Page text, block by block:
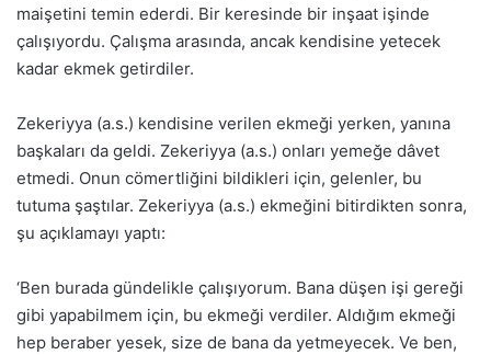
maişetini temin ederdi. Bir keresinde bir inşaat işinde
çalışıyordu. Çalışma arasında, ancak kendisine yetecek
kadar ekmek getirdiler.
Zekeriyya (a.s.) kendisine verilen ekmeği yerken, yanına
başkaları da geldi. Zekeriyya (a.s.) onları yemeğe dâvet
etmedi. Onun cömertliğini bildikleri için, gelenler, bu
tutuma şaştılar. Zekeriyya (a.s.) ekmeğini bitirdikten sonra,
şu açıklamayı yaptı:
‘Ben burada gündelikle çalışıyorum. Bana düşen işi gereği
gibi yapabilmem için, bu ekmeği verdiler. Aldığım ekmeği
hep beraber yesek, size de bana da yetmeyecek. Ve ben,